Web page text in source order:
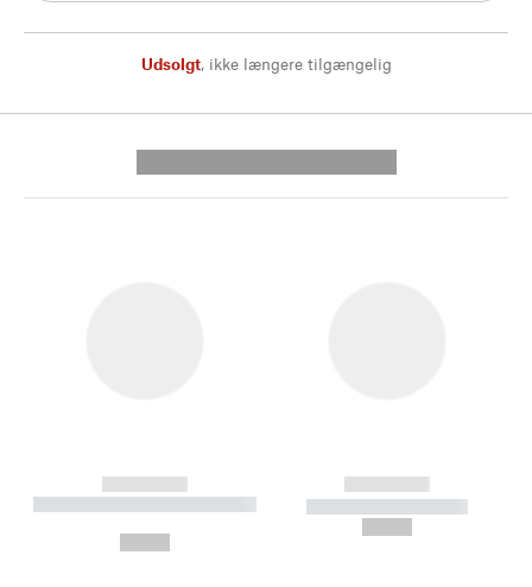
Udsolgt, ikke længere tilgængelig
------------
----------- ----------- --------
------------
----------- -----------